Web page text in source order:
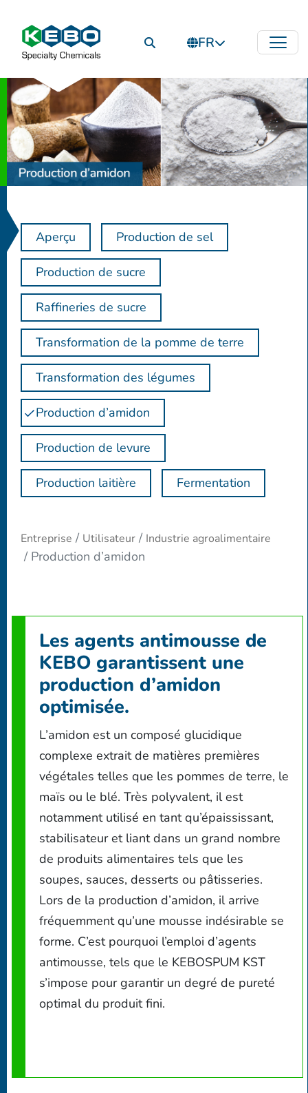
FR
Aperçu Production de sel
Production de sucre
Raffineries de sucre
Transformation de la pomme de terre
Transformation des légumes
Production d’amidon
Production de levure
Production laitière Fermentation
Entreprise Utilisateur Industrie agroalimentaire
Production d’amidon
Les agents antimousse de
KEBO garantissent une
production d’amidon
optimisée.
L’amidon est un composé glucidique
complexe extrait de matières premières
végétales telles que les pommes de terre, le
maïs ou le blé. Très polyvalent, il est
notamment utilisé en tant qu’épaississant,
stabilisateur et liant dans un grand nombre
de produits alimentaires tels que les
soupes, sauces, desserts ou pâtisseries.
Lors de la production d’amidon, il arrive
fréquemment qu’une mousse indésirable se
forme. C’est pourquoi l’emploi d’agents
antimousse, tels que le KEBOSPUM KST
s’impose pour garantir un degré de pureté
optimal du produit fini.